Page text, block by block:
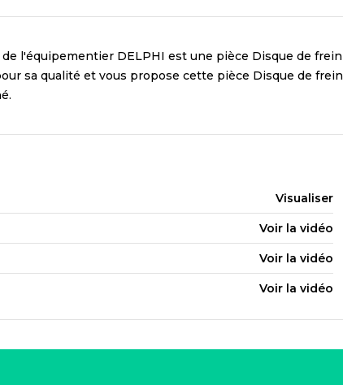
de l'équipementier DELPHI est une pièce Disque de frein
sa qualité et vous propose cette pièce Disque de frein
Visualiser
Voir la vidéo
Voir la vidéo
Voir la vidéo